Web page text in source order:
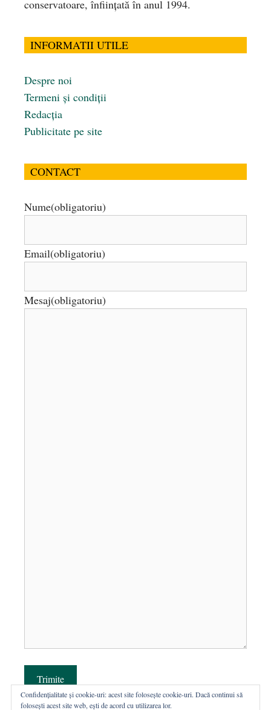
conservatoare, înfiinţată în anul 1994.
INFORMATII UTILE
Despre noi
Termeni și condiții
Redacția
Publicitate pe site
CONTACT
Nume(obligatoriu)
Email(obligatoriu)
Mesaj(obligatoriu)
Trimite
Confidențialitate și cookie-uri: acest site folosește cookie-uri. Dacă continui să
folosești acest site web, ești de acord cu utilizarea lor.